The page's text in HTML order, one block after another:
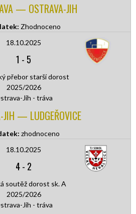
— OSTRAVA-JIH
Zhodnoceno
18.10.2025
1 - 5
přebor starší dorost
2025/2026
Jih - tráva
JIH — LUDGEŘOVICE
zhodnoceno
18.10.2025
4- 2
soutěž dorost sk. A
2025/2026
Jih - tráva